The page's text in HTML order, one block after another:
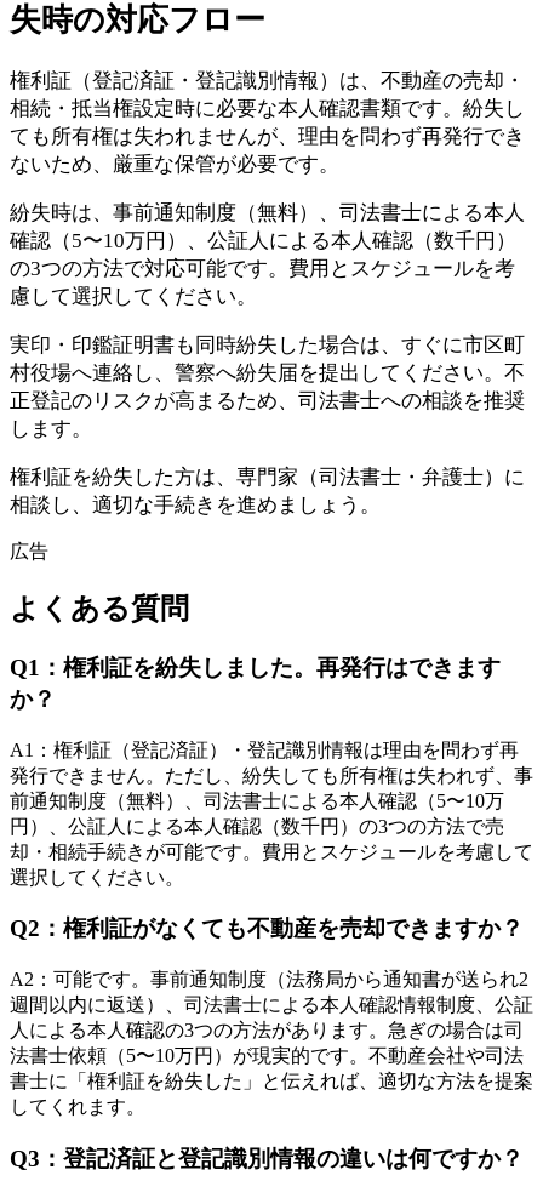
失時の対応フロー
権利証（登記済証・登記識別情報）は、不動産の売却・
相続・抵当権設定時に必要な本人確認書類です。紛失し
ても所有権は失われませんが、理由を問わず再発行でき
ないため、厳重な保管が必要です。
紛失時は、事前通知制度（無料）、司法書士による本人
確認（5〜10万円）、公証人による本人確認（数千円）
の3つの方法で対応可能です。費用とスケジュールを考
慮して選択してください。
実印・印鑑証明書も同時紛失した場合は、すぐに市区町
村役場へ連絡し、警察へ紛失届を提出してください。不
正登記のリスクが高まるため、司法書士への相談を推奨
します。
権利証を紛失した方は、専門家（司法書士・弁護士）に
相談し、適切な手続きを進めましょう。
広告
よくある質問
Q1 ： 権利証を紛失しました。再発行はできます
か？
A1 ： 権利証（登記済証）・登記識別情報は理由を問わず再
発行できません。ただし、紛失しても所有権は失われず、事
前通知制度（無料）、司法書士による本人確認（5〜10万
円）、公証人による本人確認（数千円）の3つの方法で売
却・相続手続きが可能です。費用とスケジュールを考慮して
選択してください。
Q2 ： 権利証がなくても不動産を売却できますか？
A2 ： 可能です。事前通知制度（法務局から通知書が送られ2
週間以内に返送）、司法書士による本人確認情報制度、公証
人による本人確認の3つの方法があります。急ぎの場合は司
法書士依頼（5〜10万円）が現実的です。不動産会社や司法
書士に「権利証を紛失した」と伝えれば、適切な方法を提案
してくれます。
Q3 ： 登記済証と登記識別情報の違いは何ですか？